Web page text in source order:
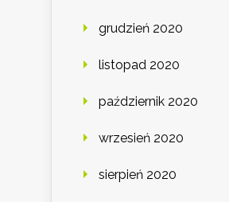
grudzień 2020
listopad 2020
październik 2020
wrzesień 2020
sierpień 2020